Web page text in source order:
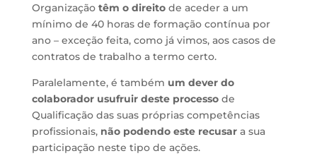
Organização têm o direitode aceder a um
mínimo de 40 horas de formação contínua por
ano – exceção feita, como já vimos, aos casos de
contratos de trabalho a termo certo.
Paralelamente, é também um dever do
colaborador usufruir deste processode
Qualificação das suas próprias competências
profissionais, não podendo este recusara sua
participação neste tipo de ações.